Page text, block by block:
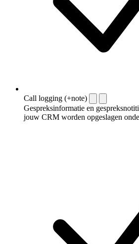
Call logging (+note)
Gespreksinformatie en
jouw CRM worden opgeslagen